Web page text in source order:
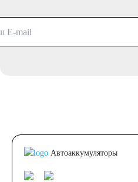
Автоаккумуляторы